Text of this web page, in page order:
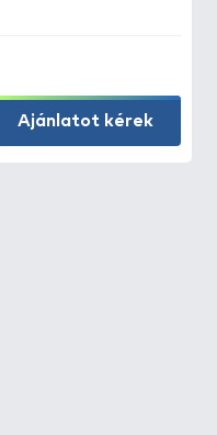
Ajánlatot kérek